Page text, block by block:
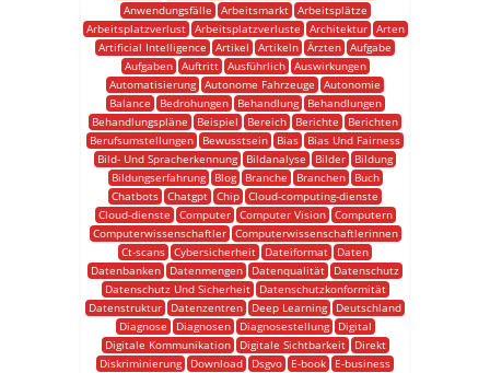
Anwendungsfälle
Arbeitsmarkt
Arbeitsplätze
Arbeitsplatzverlust
Arbeitsplatzverluste Architektur
Arten
Artificial Intelligence
Artikel Artikeln Ärzten Aufgabe
Aufgaben
Auftritt Ausführlich
Auswirkungen
Automatisierung Autonome Fahrzeuge
Autonomie
Balance
Bedrohungen Behandlung
Behandlungen
Behandlungspläne
Beispiel Bereich Berichte
Berichten
Berufsumstellungen
Bewusstsein Bias
Bias Und Fairness
Bild- Und Spracherkennung
Bildanalyse Bilder
Bildung
Bildungserfahrung
Blog Branche Branchen
Buch
Chatbots Chatgpt Chip Cloud-computing-dienste
Cloud-dienste
Computer Computer Vision
Computern
Computerwissenschaftler
Computerwissenschaftlerinnen
Ct-scans Cybersicherheit Dateiformat
Daten
Datenbanken
Datenmengen Datenqualität
Datenschutz
Datenschutz Und Sicherheit
Datenschutzkonformität
Datenstruktur
Datenzentren Deep Learning
Deutschland
Diagnose
Diagnosen Diagnosestellung
Digital
Digitale Kommunikation
Digitale Sichtbarkeit
Direkt
Diskriminierung
Download Dsgvo E-book
E-business